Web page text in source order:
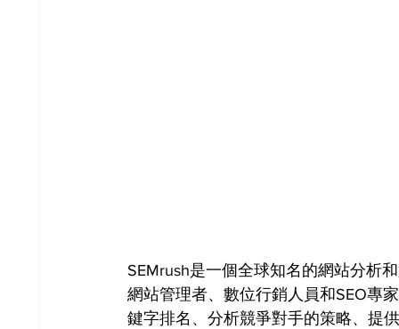
SEMrush是一個全球知名的網站分析
網站管理者、數位行銷人員和SEO專
鍵字排名、分析競爭對手的策略、提